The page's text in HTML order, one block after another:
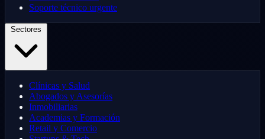
Soporte técnico urgente
Clínicas y Salud
Abogados y Asesorías
Inmobiliarias
Academias y Formación
Retail y Comercio